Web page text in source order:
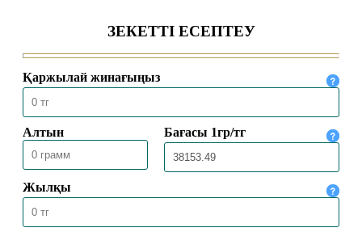
04.08.2026 2046
БАС МҮФТИ ТӨРАЛҚА МӘЖІЛІСІН
ӨТКІЗДІ
31.07.2026